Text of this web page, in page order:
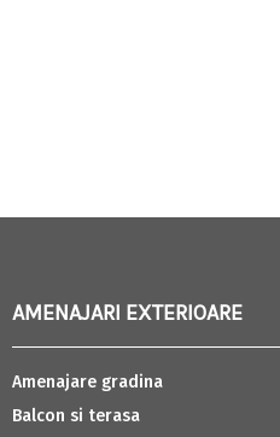
AMENAJARI EXTERIOARE
Amenajare gradina
Balcon si terasa